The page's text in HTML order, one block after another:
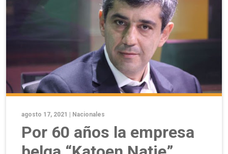
agosto 17, 2021 | Nacionales
Por 60 años la empresa